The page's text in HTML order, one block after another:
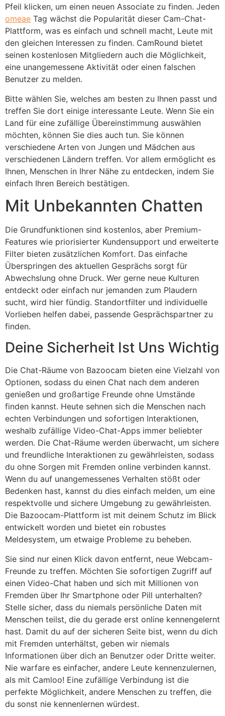
Pfeil klicken, um einen neuen Associate zu finden. Jeden
omeae Tag wächst die Popularität dieser Cam-Chat-
Plattform, was es einfach und schnell macht, Leute mit
den gleichen Interessen zu finden. CamRound bietet
seinen kostenlosen Mitgliedern auch die Möglichkeit,
eine unangemessene Aktivität oder einen falschen
Benutzer zu melden.
Bitte wählen Sie, welches am besten zu Ihnen passt und
treffen Sie dort einige interessante Leute. Wenn Sie ein
Land für eine zufällige Übereinstimmung auswählen
möchten, können Sie dies auch tun. Sie können
verschiedene Arten von Jungen und Mädchen aus
verschiedenen Ländern treffen. Vor allem ermöglicht es
Ihnen, Menschen in Ihrer Nähe zu entdecken, indem Sie
einfach Ihren Bereich bestätigen.
Mit Unbekannten Chatten
Die Grundfunktionen sind kostenlos, aber Premium-
Features wie priorisierter Kundensupport und erweiterte
Filter bieten zusätzlichen Komfort. Das einfache
Überspringen des aktuellen Gesprächs sorgt für
Abwechslung ohne Druck. Wer gerne neue Kulturen
entdeckt oder einfach nur jemanden zum Plaudern
sucht, wird hier fündig. Standortfilter und individuelle
Vorlieben helfen dabei, passende Gesprächspartner zu
finden.
Deine Sicherheit Ist Uns Wichtig
Die Chat-Räume von Bazoocam bieten eine Vielzahl von
Optionen, sodass du einen Chat nach dem anderen
genießen und großartige Freunde ohne Umstände
finden kannst. Heute sehnen sich die Menschen nach
echten Verbindungen und sofortigen Interaktionen,
weshalb zufällige Video-Chat-Apps immer beliebter
werden. Die Chat-Räume werden überwacht, um sichere
und freundliche Interaktionen zu gewährleisten, sodass
du ohne Sorgen mit Fremden online verbinden kannst.
Wenn du auf unangemessenes Verhalten stößt oder
Bedenken hast, kannst du dies einfach melden, um eine
respektvolle und sichere Umgebung zu gewährleisten.
Die Bazoocam-Plattform ist mit deinem Schutz im Blick
entwickelt worden und bietet ein robustes
Meldesystem, um etwaige Probleme zu beheben.
Sie sind nur einen Klick davon entfernt, neue Webcam-
Freunde zu treffen. Möchten Sie sofortigen Zugriff auf
einen Video-Chat haben und sich mit Millionen von
Fremden über Ihr Smartphone oder Pill unterhalten?
Stelle sicher, dass du niemals persönliche Daten mit
Menschen teilst, die du gerade erst online kennengelernt
hast. Damit du auf der sicheren Seite bist, wenn du dich
mit Fremden unterhältst, geben wir niemals
Informationen über dich an Benutzer oder Dritte weiter.
Nie warfare es einfacher, andere Leute kennenzulernen,
als mit Camloo! Eine zufällige Verbindung ist die
perfekte Möglichkeit, andere Menschen zu treffen, die
du sonst nie kennenlernen würdest.